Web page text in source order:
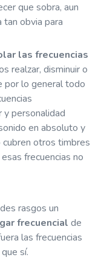
que sobra, aun
obvia para
las frecuencias
realzar, disminuir o
por lo general todo
y personalidad
en absoluto y
cubren otros timbres
frecuencias no
rasgos un
frecuencial de
las frecuencias
sí.